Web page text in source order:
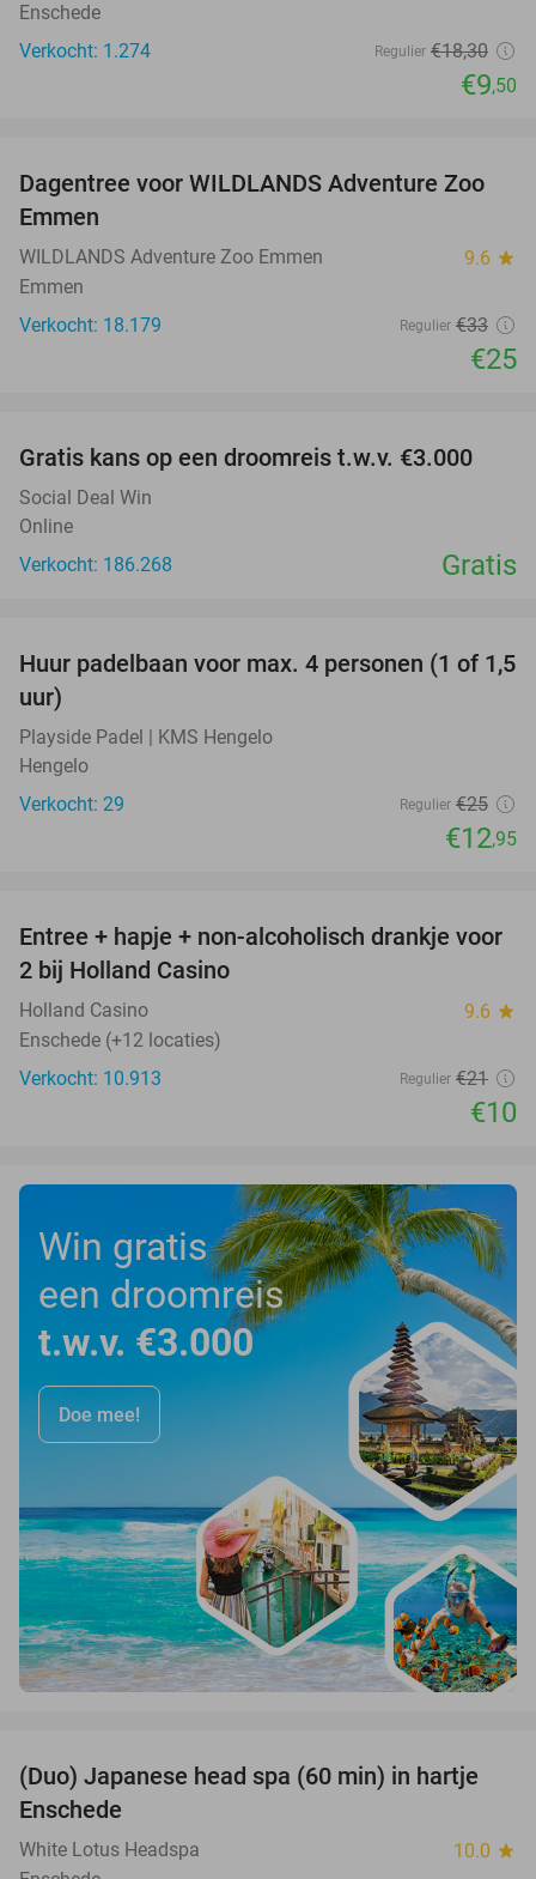
Enschede
Verkocht: 1.274
Regulier €18,30
€9,50
24%
Dagentree voor WILDLANDS Adventure Zoo
Emmen
WILDLANDS Adventure Zoo Emmen 9.6 star
Emmen
Verkocht: 18.179
Regulier €33
€25
Gratis kans op een droomreis t.w.v. €3.000
Social Deal Win
Online
Verkocht: 186.268
Gratis
48%
Huur padelbaan voor max. 4 personen (1 of 1,5
uur)
Playside Padel | KMS Hengelo
Hengelo
Verkocht: 29
Regulier €25
€12,95
52%
Entree + hapje + non-alcoholisch drankje voor
2 bij Holland Casino
Holland Casino 9.6 star
Enschede (+12 locaties)
Verkocht: 10.913
Regulier €21
€10
Win gratis
een droomreis
t.w.v. €3.000
Doe mee!
35%
(Duo) Japanese head spa (60 min) in hartje
Enschede
White Lotus Headspa 10.0 star